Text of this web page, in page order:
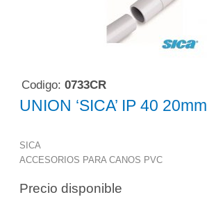
Codigo: 0733CR
UNION ‘SICA’ IP 40 20mm
SICA
ACCESORIOS PARA CANOS PVC
Precio disponible